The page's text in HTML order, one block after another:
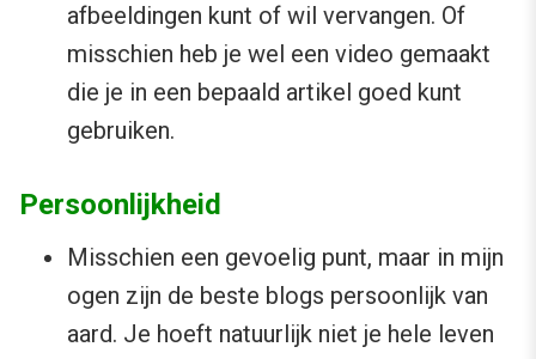
afbeeldingen kunt of wil vervangen. Of
misschien heb je wel een video gemaakt
die je in een bepaald artikel goed kunt
gebruiken.
Persoonlijkheid
Misschien een gevoelig punt, maar in mijn
ogen zijn de beste blogs persoonlijk van
aard. Je hoeft natuurlijk niet je hele leven